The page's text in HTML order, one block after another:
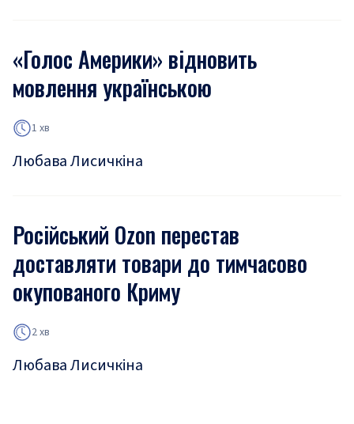
«Голос Америки» відновить
мовлення українською
1 хв
Любава Лисичкіна
Російський Ozon перестав
доставляти товари до тимчасово
окупованого Криму
2 хв
Любава Лисичкіна